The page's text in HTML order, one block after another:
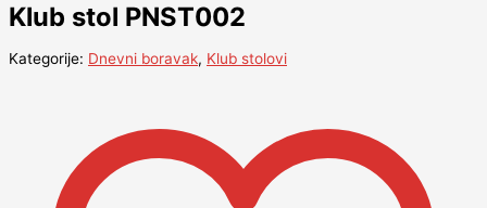
Klub stol PNST002
Kategorije: Dnevni boravak, Klub stolovi